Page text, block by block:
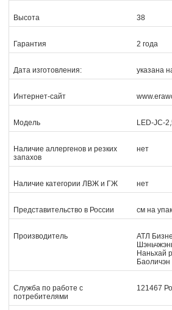
Высота 38
Гарантия 2 года
Дата изготовления: указана
Интернет-сайт
Модель LED-JC-
Наличие аллергенов и резких
запахов
нет
Наличие категории ЛВЖ и ГЖ нет
Представительство в России см на
Производитель
АТЛ
Наньхай
Служба по работе с
потребителями
121467